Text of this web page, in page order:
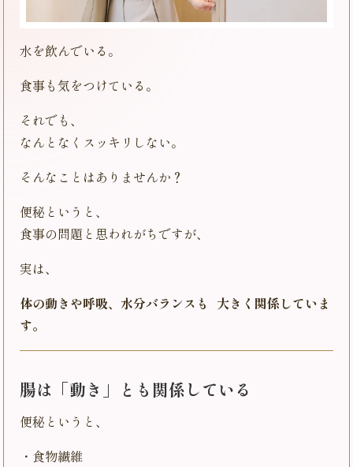
水を飲んでいる。
食事も気をつけている。
それでも、
なんとなくスッキリしない。
そんなことはありませんか？
便秘というと、
食事の問題と思われがちですが、
実は、
体の動きや呼吸、水分バランスも 大きく関係していま
す。
腸は「動き」とも関係している
便秘というと、
・食物繊維